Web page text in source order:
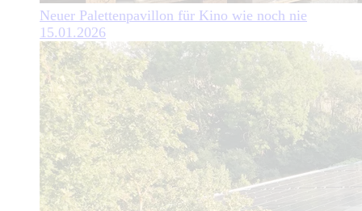
Neuer Palettenpavillon für Kino wie noch nie
15.01.2026